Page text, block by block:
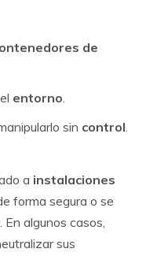
de
entorno.
sin control.
a instalaciones
forma segura o se
algunos casos,
sus